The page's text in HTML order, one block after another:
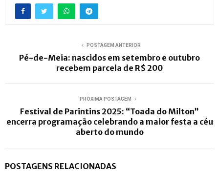
POSTAGEM ANTERIOR
Pé-de-Meia: nascidos em setembro e outubro
recebem parcela de R$ 200
PRÓXIMA POSTAGEM
Festival de Parintins 2025: “Toada do Milton”
encerra programação celebrando a maior festa a céu
aberto do mundo
POSTAGENS RELACIONADAS